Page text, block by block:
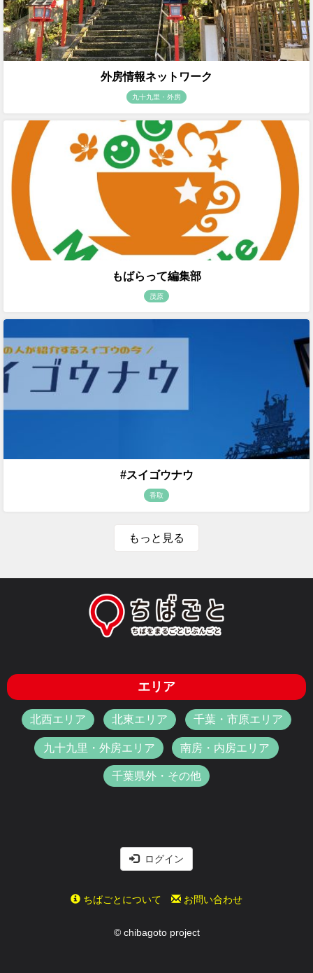
外房情報ネットワーク
九十九里・外房
もばらって編集部
茂原
#スイゴウナウ
香取
もっと見る
エリア
北西エリア 北東エリア 千葉・市原エリア
九十九里・外房エリア 南房・内房エリア
千葉県外・その他
ログイン
ちばごとについて お問い合わせ
© chibagoto project